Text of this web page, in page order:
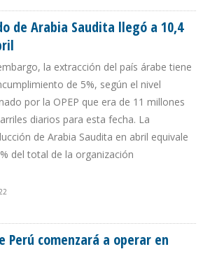
de Arabia Saudita llegó a 10,4
la extracción del país árabe tiene
de 5%, según el nivel
por la OPEP que era de 11 millones
diarios para esta fecha. La
de Arabia Saudita en abril equivale
del total de la organización
Perú comenzará a operar en